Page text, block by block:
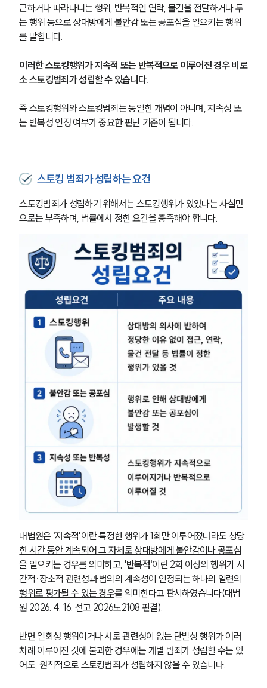
근하거나 따라다니는 행위, 반복적인 연락, 물건을 전달하거나 두
는 행위 등으로 상대방에게 불안감 또는 공포심을 일으키는 행위
를 말합니다.
이러한 스토킹행위가 지속적 또는 반복적으로 이루어진 경우 비로
소 스토킹범죄가 성립할 수 있습니다.
즉 스토킹행위와 스토킹범죄는 동일한 개념이 아니며, 지속성 또
는 반복성 인정 여부가 중요한 판단 기준이 됩니다.
스토킹 범죄가 성립하는 요건
스토킹범죄가 성립하기 위해서는 스토킹행위가 있었다는 사실만
으로는 부족하며, 법률에서 정한 요건을 충족해야 합니다.
대법원은 '지속적'이란 특정한 행위가 1회만 이루어졌더라도 상당
한 시간 동안 계속되어 그 자체로 상대방에게 불안감이나 공포심
을 일으키는 경우를 의미하고, '반복적'이란 2회 이상의 행위가 시
간적·장소적 관련성과 범의의 계속성이 인정되는 하나의 일련의
행위로 평가될 수 있는 경우를 의미한다고 판시하였습니다(대법
원 2026. 4. 16. 선고 2026도2108 판결).
반면 일회성 행위이거나 서로 관련성이 없는 단발성 행위가 여러
차례 이루어진 것에 불과한 경우에는 개별 범죄가 성립할 수는 있
어도, 원칙적으로 스토킹범죄가 성립하지 않을 수 있습니다.